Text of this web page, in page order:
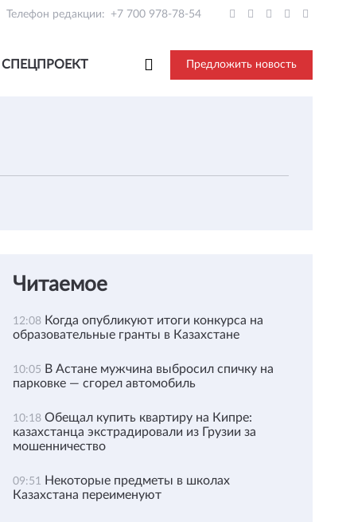
Телефон редакции: +7 700 978-78-54
СПЕЦПРОЕКТ Предложить новость
Читаемое
12:08 Когда опубликуют итоги конкурса на
образовательные гранты в Казахстане
10:05 В Астане мужчина выбросил спичку на
парковке — сгорел автомобиль
10:18 Обещал купить квартиру на Кипре:
казахстанца экстрадировали из Грузии за
мошенничество
09:51 Некоторые предметы в школах
Казахстана переименуют